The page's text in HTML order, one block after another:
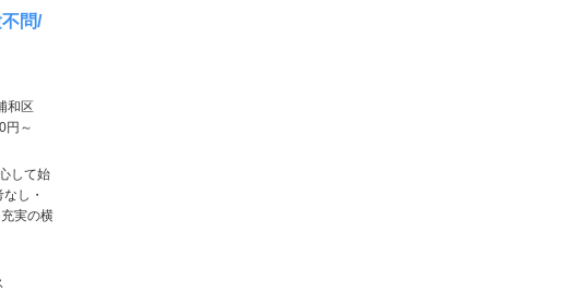
問/
和区
円～
して始
し・
実の横